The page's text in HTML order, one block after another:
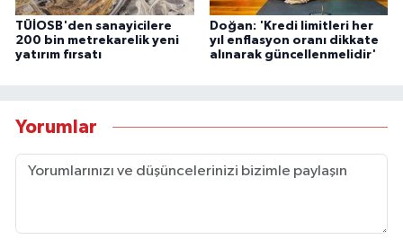
TÜİOSB'den sanayicilere
200 bin metrekarelik yeni
yatırım fırsatı
Doğan: 'Kredi limitleri her
yıl enflasyon oranı dikkate
alınarak güncellenmelidir'
Yorumlar